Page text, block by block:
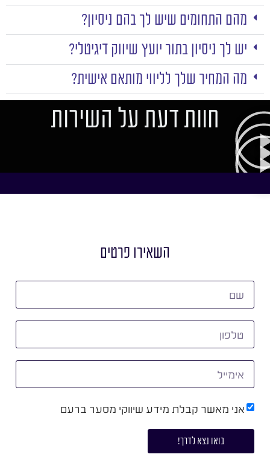
מהם התחומים שיש לך בהם ניסיון?
יש לך ניסיון בתור יועץ שיווק דיגיטלי?
מה המחיר שלך לליווי מותאם אישית?
חוות דעת על השירות
השאירו פרטים
אני מאשר קבלת מידע שיווקי מסער ברעם
בואו נצא לדרך!